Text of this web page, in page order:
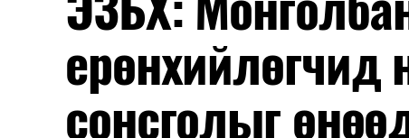
ерөнхийлөгчид
сонсголыг